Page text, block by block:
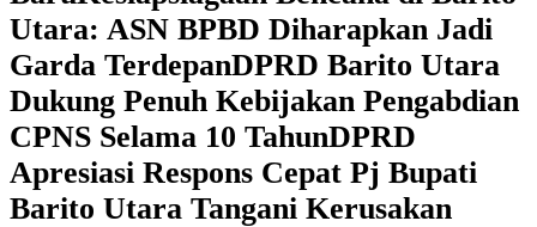
Utara: ASN BPBD Diharapkan Jadi
Garda TerdepanDPRD Barito Utara
Dukung Penuh Kebijakan Pengabdian
CPNS Selama 10 TahunDPRD
Apresiasi Respons Cepat Pj Bupati
Barito Utara Tangani Kerusakan